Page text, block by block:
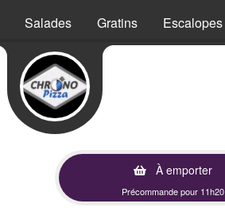
Salades Gratins Escalopes
À emporter
Précommande pour 11h20